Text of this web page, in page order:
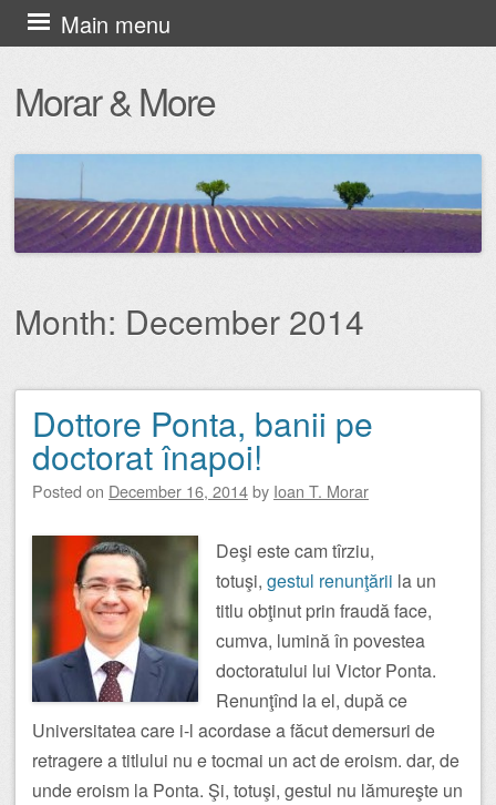
Morar & More
Main menu
Skip
to
content
Month: December 2014
Post navigation
Dottore Ponta, banii pe
doctorat înapoi!
Posted on December 16, 2014by Ioan T. Morar
Deşi este cam tîrziu,
totuşi, gestul renunţării la un
titlu obţinut prin fraudă face,
cumva, lumină în povestea
doctoratului lui Victor Ponta.
Renunţînd la el, după ce
Universitatea care i-l acordase a făcut demersuri de
retragere a titlului nu e tocmai un act de eroism. dar, de
unde eroism la Ponta. Şi, totuşi, gestul nu lămureşte un